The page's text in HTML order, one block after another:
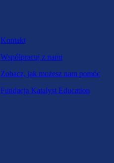
Kontakt
Współpracuj z nami
Zobacz, jak możesz nam pomóc
Fundacja Katalyst Education